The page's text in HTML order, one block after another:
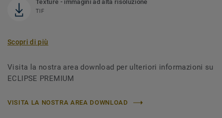
Texture - immagini ad alta risoluzione
TIF
Scopri di più
Visita la nostra area download per ulteriori informazioni su
ECLIPSE PREMIUM
VISITA LA NOSTRA AREA DOWNLOAD